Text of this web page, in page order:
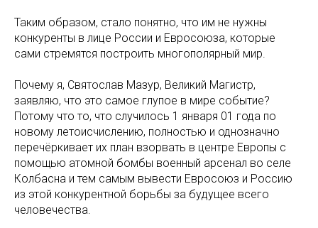
Таким образом, стало понятно, что им не нужны
конкуренты в лице России и Евросоюза, которые
сами стремятся построить многополярный мир.
Почему я, Святослав Мазур, Великий Магистр,
заявляю, что это самое глупое в мире событие?
Потому что то, что случилось 1 января 01 года по
новому летоисчислению, полностью и однозначно
перечёркивает их план взорвать в центре Европы с
помощью атомной бомбы военный арсенал во селе
Колбасна и тем самым вывести Евросоюз и Россию
из этой конкурентной борьбы за будущее всего
человечества.